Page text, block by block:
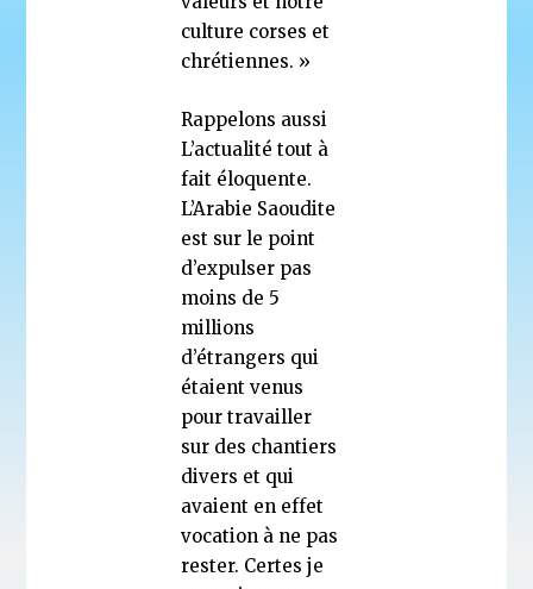
culture corses et
chrétiennes. »
Rappelons aussi
L’actualité tout à
fait éloquente.
L’Arabie Saoudite
est sur le point
d’expulser pas
moins de 5
millions
d’étrangers qui
étaient venus
pour travailler
sur des chantiers
divers et qui
avaient en effet
vocation à ne pas
rester. Certes je